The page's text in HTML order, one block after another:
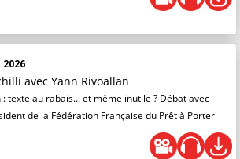
avec Yann Rivoallan
texte au rabais... et même inutile ? Débat avec
de la Fédération Française du Prêt à Porter